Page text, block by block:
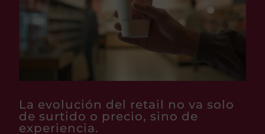
La evolución del retail no va solo
de surtido o precio, sino de
experiencia.